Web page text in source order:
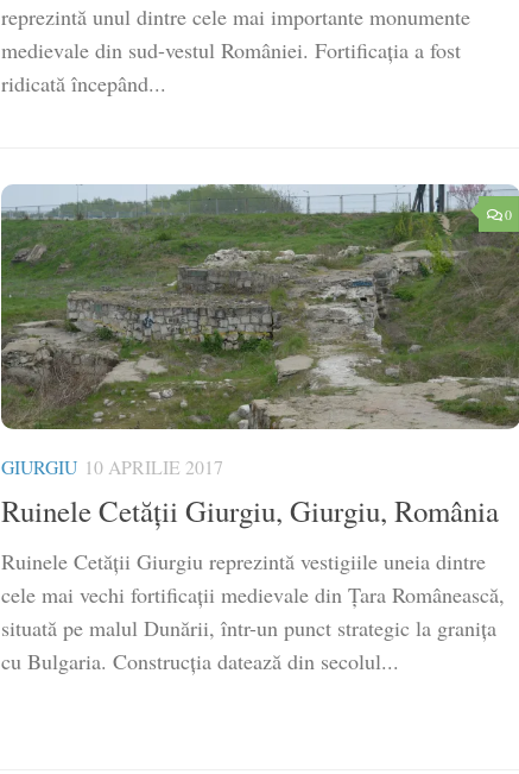
reprezintă unul dintre cele mai importante monumente
medievale din sud-vestul României. Fortificația a fost
ridicată începând...
0
GIURGIU 10 APRILIE 2017
Ruinele Cetăţii Giurgiu, Giurgiu, România
Ruinele Cetăţii Giurgiu reprezintă vestigiile uneia dintre
cele mai vechi fortificaţii medievale din Țara Românească,
situată pe malul Dunării, într-un punct strategic la granița
cu Bulgaria. Construcția datează din secolul...